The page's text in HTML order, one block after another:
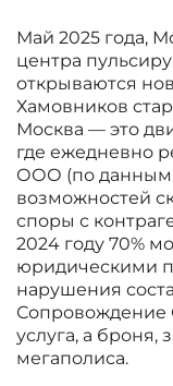
Май 2025 года,
центра
открываются
Хамовников
Москва — это
где ежедневно
ООО (по данным
возможностей
споры с
2024 году 70%
юридическими
нарушения
Сопровождение
услуга, а
мегаполиса.